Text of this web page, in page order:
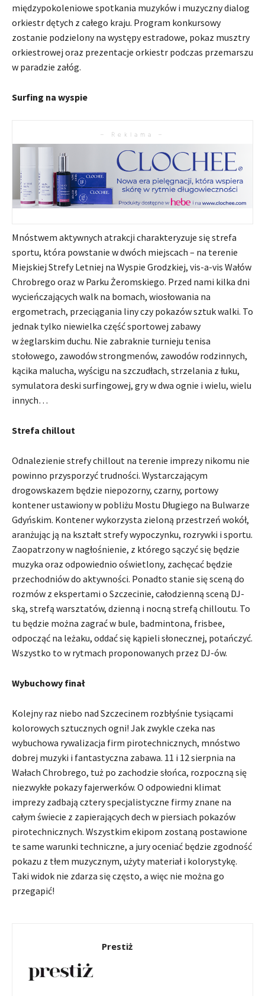
międzypokoleniowe spotkania muzyków i muzyczny dialog
orkiestr dętych z całego kraju. Program konkursowy
zostanie podzielony na występy estradowe, pokaz musztry
orkiestrowej oraz prezentacje orkiestr podczas przemarszu
w paradzie załóg.
Surfing na wyspie
– Reklama –
Mnóstwem aktywnych atrakcji charakteryzuje się strefa
sportu, która powstanie w dwóch miejscach – na terenie
Miejskiej Strefy Letniej na Wyspie Grodzkiej, vis-a-vis Wałów
Chrobrego oraz w Parku Żeromskiego. Przed nami kilka dni
wycieńczających walk na bomach, wiosłowania na
ergometrach, przeciągania liny czy pokazów sztuk walki. To
jednak tylko niewielka część sportowej zabawy
w żeglarskim duchu. Nie zabraknie turnieju tenisa
stołowego, zawodów strongmenów, zawodów rodzinnych,
kącika malucha, wyścigu na szczudłach, strzelania z łuku,
symulatora deski surfingowej, gry w dwa ognie i wielu, wielu
innych…
Strefa chillout
Odnalezienie strefy chillout na terenie imprezy nikomu nie
powinno przysporzyć trudności. Wystarczającym
drogowskazem będzie niepozorny, czarny, portowy
kontener ustawiony w pobliżu Mostu Długiego na Bulwarze
Gdyńskim. Kontener wykorzysta zieloną przestrzeń wokół,
aranżując ją na kształt strefy wypoczynku, rozrywki i sportu.
Zaopatrzony w nagłośnienie, z którego sączyć się będzie
muzyka oraz odpowiednio oświetlony, zachęcać będzie
przechodniów do aktywności. Ponadto stanie się sceną do
rozmów z ekspertami o Szczecinie, całodzienną sceną DJ-
ską, strefą warsztatów, dzienną i nocną strefą chilloutu. To
tu będzie można zagrać w bule, badmintona, frisbee,
odpocząć na leżaku, oddać się kąpieli słonecznej, potańczyć.
Wszystko to w rytmach proponowanych przez DJ-ów.
Wybuchowy finał
Kolejny raz niebo nad Szczecinem rozbłyśnie tysiącami
kolorowych sztucznych ogni! Jak zwykle czeka nas
wybuchowa rywalizacja firm pirotechnicznych, mnóstwo
dobrej muzyki i fantastyczna zabawa. 11 i 12 sierpnia na
Wałach Chrobrego, tuż po zachodzie słońca, rozpoczną się
niezwykłe pokazy fajerwerków. O odpowiedni klimat
imprezy zadbają cztery specjalistyczne firmy znane na
całym świecie z zapierających dech w piersiach pokazów
pirotechnicznych. Wszystkim ekipom zostaną postawione
te same warunki techniczne, a jury oceniać będzie zgodność
pokazu z tłem muzycznym, użyty materiał i kolorystykę.
Taki widok nie zdarza się często, a więc nie można go
przegapić!
Prestiż